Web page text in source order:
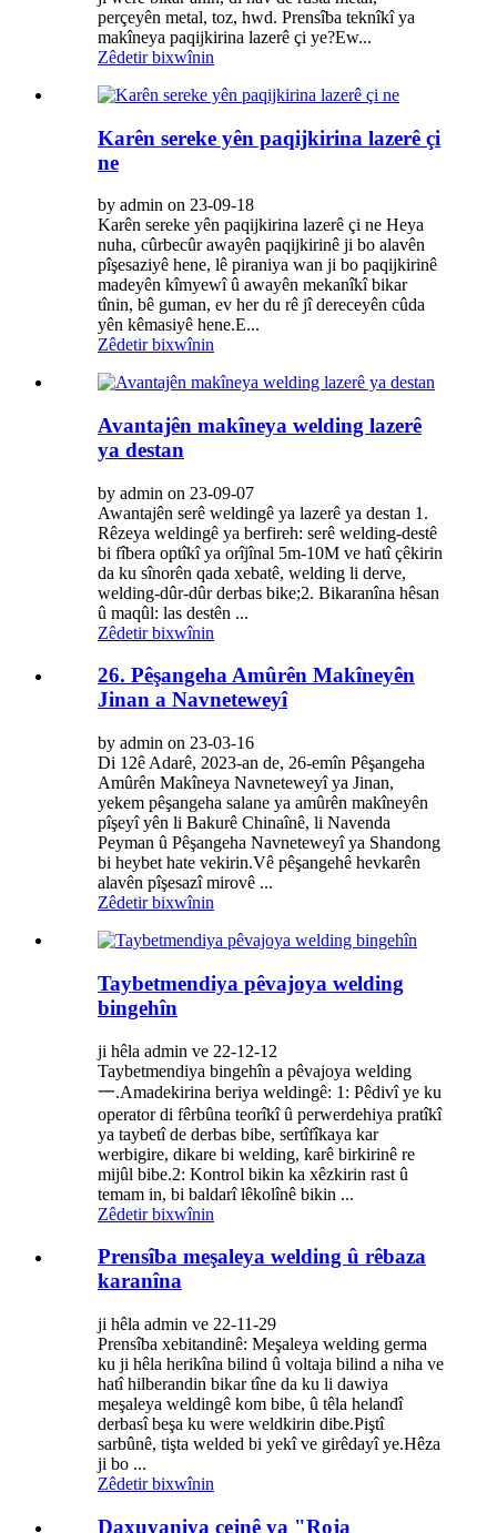
perçeyên metal, toz, hwd. Prensîba teknîkî ya
makîneya paqijkirina lazerê çi ye?Ew...
Zêdetir bixwînin
Karên sereke yên paqijkirina lazerê çi
ne
by admin on 23-09-18
Karên sereke yên paqijkirina lazerê çi ne Heya
nuha, cûrbecûr awayên paqijkirinê ji bo alavên
pîşesaziyê hene, lê piraniya wan ji bo paqijkirinê
madeyên kîmyewî û awayên mekanîkî bikar
tînin, bê guman, ev her du rê jî dereceyên cûda
yên kêmasiyê hene.E...
Zêdetir bixwînin
Avantajên makîneya welding lazerê
ya destan
by admin on 23-09-07
Awantajên serê weldingê ya lazerê ya destan 1.
Rêzeya weldingê ya berfireh: serê welding-destê
bi fîbera optîkî ya orîjînal 5m-10M ve hatî çêkirin
da ku sînorên qada xebatê, welding li derve,
welding-dûr-dûr derbas bike;2. Bikaranîna hêsan
û maqûl: las destên ...
Zêdetir bixwînin
26. Pêşangeha Amûrên Makîneyên
Jinan a Navneteweyî
by admin on 23-03-16
Di 12ê Adarê, 2023-an de, 26-emîn Pêşangeha
Amûrên Makîneya Navneteweyî ya Jinan,
yekem pêşangeha salane ya amûrên makîneyên
pîşeyî yên li Bakurê Chinaînê, li Navenda
Peyman û Pêşangeha Navneteweyî ya Shandong
bi heybet hate vekirin.Vê pêşangehê hevkarên
alavên pîşesazî mirovê ...
Zêdetir bixwînin
Taybetmendiya pêvajoya welding
bingehîn
ji hêla admin ve 22-12-12
Taybetmendiya bingehîn a pêvajoya welding
一.Amadekirina beriya weldingê: 1: Pêdivî ye ku
operator di fêrbûna teorîkî û perwerdehiya pratîkî
ya taybetî de derbas bibe, sertîfîkaya kar
werbigire, dikare bi welding, karê birkirinê re
mijûl bibe.2: Kontrol bikin ka xêzkirin rast û
temam in, bi baldarî lêkolînê bikin ...
Zêdetir bixwînin
Prensîba meşaleya welding û rêbaza
karanîna
ji hêla admin ve 22-11-29
Prensîba xebitandinê: Meşaleya welding germa
ku ji hêla herikîna bilind û voltaja bilind a niha ve
hatî hilberandin bikar tîne da ku li dawiya
meşaleya weldingê kom bibe, û têla helandî
derbasî beşa ku were weldkirin dibe.Piştî
sarbûnê, tişta welded bi yekî ve girêdayî ye.Hêza
ji bo ...
Zêdetir bixwînin
Daxuyaniya cejnê ya "Roja